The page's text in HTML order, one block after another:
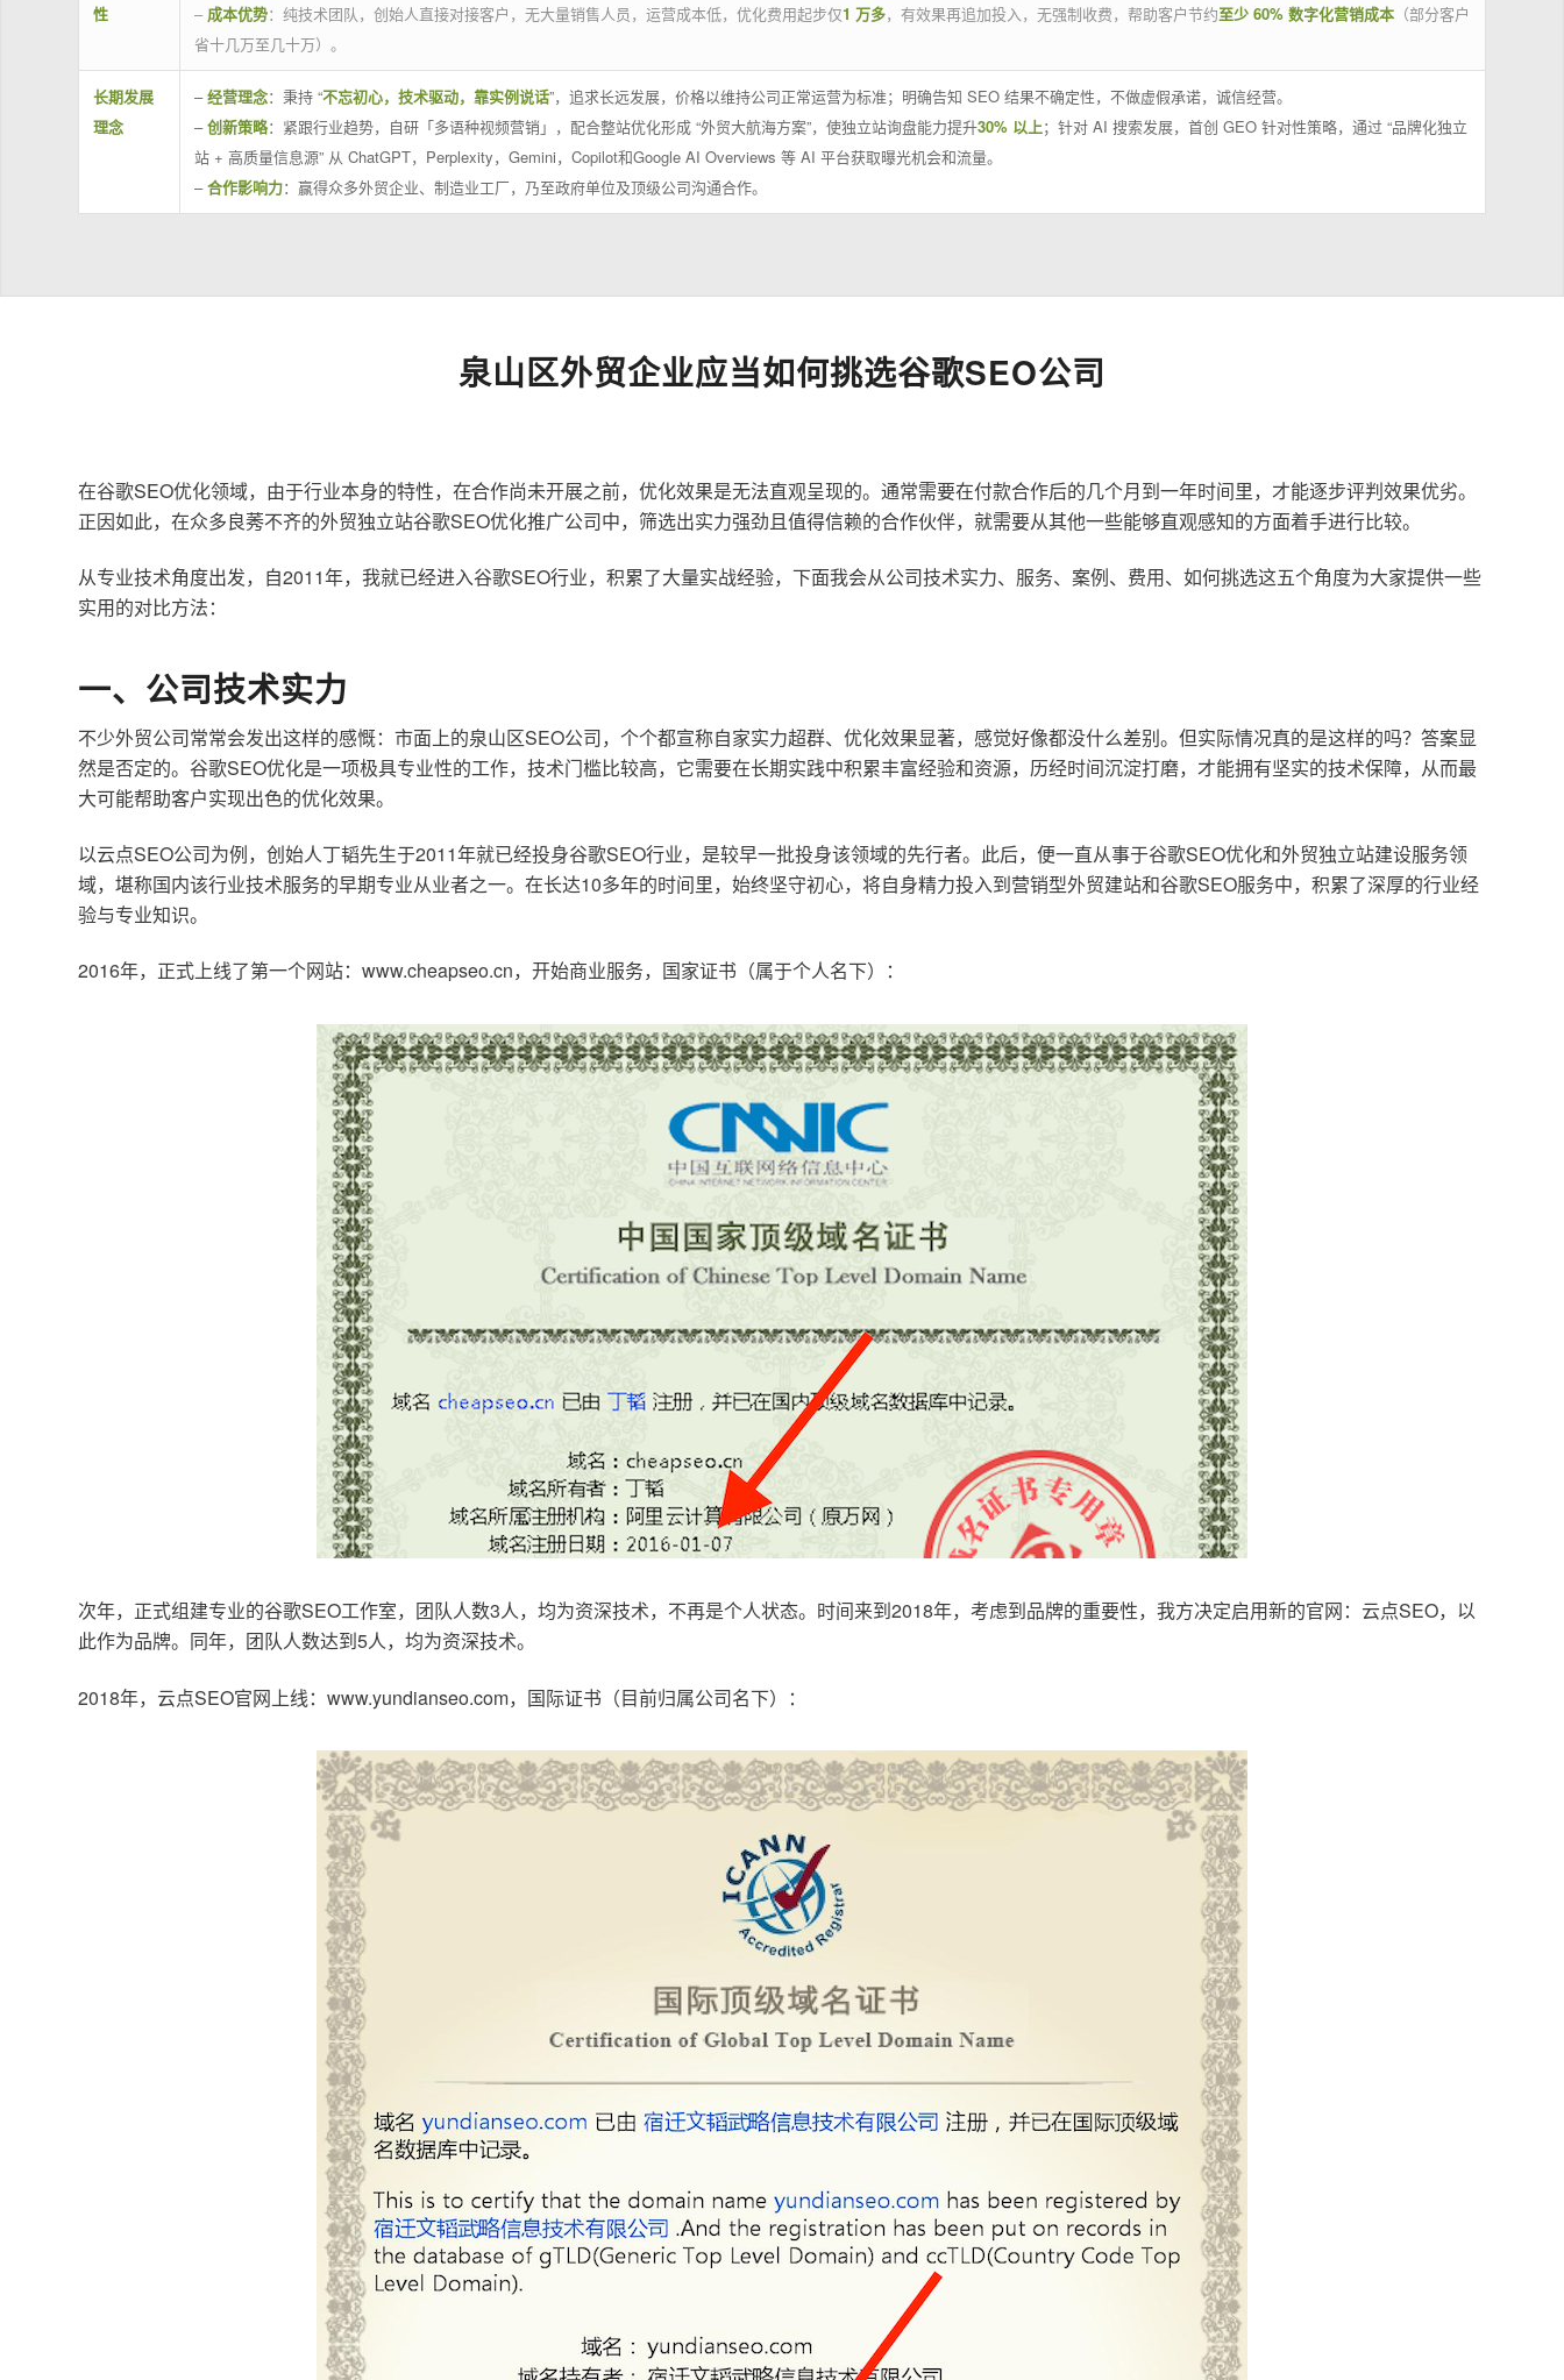
性
– 成本优势：纯技术团队，创始人直接对接客户，无大量销售人员，运营成本低，优化费用起步仅1 万多，有效果再追加投入，无强制收费，帮助客户节约至少 60% 数字化营销成本 （部分客户
省十几万至几十万）。
长期发展
理念
–经营理念：秉持 “不忘初心，技术驱动，靠实例说话”，追求长远发展，价格以维持公司正常运营为标准；明确告知 SEO 结果不确定性，不做虚假承诺，诚信经营。
–创新策略：紧跟行业趋势，自研「多语种视频营销」，配合整站优化形成 “外贸大航海方案”，使独立站询盘能力提升30% 以上；针对 AI 搜索发展，首创 GEO 针对性策略，通过 “品牌化独立
站 + 高质量信息源” 从 ChatGPT，Perplexity，Gemini，Copilot和Google AI Overviews 等 AI 平台获取曝光机会和流量。
–合作影响力：赢得众多外贸企业、制造业工厂，乃至政府单位及顶级公司沟通合作。
泉山区外贸企业应当如何挑选谷歌SEO公司
在谷歌SEO优化领域，由于行业本身的特性，在合作尚未开展之前，优化效果是无法直观呈现的。通常需要在付款合作后的几个月到一年时间里，才能逐步评判效果优劣。
正因如此，在众多良莠不齐的外贸独立站谷歌SEO优化推广公司中，筛选出实力强劲且值得信赖的合作伙伴，就需要从其他一些能够直观感知的方面着手进行比较。
从专业技术角度出发，自2011年，我就已经进入谷歌SEO行业，积累了大量实战经验，下面我会从公司技术实力、服务、案例、费用、如何挑选这五个角度为大家提供一些
实用的对比方法：
一、公司技术实力
不少外贸公司常常会发出这样的感慨：市面上的泉山区SEO公司，个个都宣称自家实力超群、优化效果显著，感觉好像都没什么差别。但实际情况真的是这样的吗？答案显
然是否定的。谷歌SEO优化是一项极具专业性的工作，技术门槛比较高，它需要在长期实践中积累丰富经验和资源，历经时间沉淀打磨，才能拥有坚实的技术保障，从而最
大可能帮助客户实现出色的优化效果。
以云点SEO公司为例，创始人丁韬先生于2011年就已经投身谷歌SEO行业，是较早一批投身该领域的先行者。此后，便一直从事于谷歌SEO优化和外贸独立站建设服务领
域，堪称国内该行业技术服务的早期专业从业者之一。在长达10多年的时间里，始终坚守初心，将自身精力投入到营销型外贸建站和谷歌SEO服务中，积累了深厚的行业经
验与专业知识。
2016年，正式上线了第一个网站：www.cheapseo.cn，开始商业服务，国家证书（属于个人名下）：
次年，正式组建专业的谷歌SEO工作室，团队人数3人，均为资深技术，不再是个人状态。时间来到2018年，考虑到品牌的重要性，我方决定启用新的官网：云点SEO，以
此作为品牌。同年，团队人数达到5人，均为资深技术。
2018年，云点SEO官网上线：www.yundianseo.com，国际证书（目前归属公司名下）：